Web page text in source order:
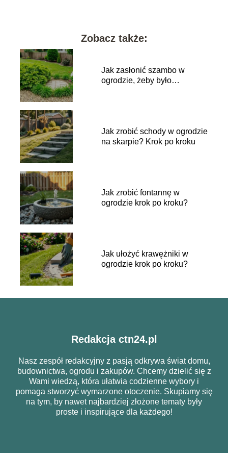
Zobacz także:
Jak zasłonić szambo w
ogrodzie, żeby było
Jak zrobić schody w ogrodzie
na skarpie? Krok po kroku
Jak zrobić fontannę w
ogrodzie krok po kroku?
Jak ułożyć krawężniki w
ogrodzie krok po kroku?
Redakcja ctn24.pl
Nasz zespół redakcyjny z pasją odkrywa świat domu,
budownictwa, ogrodu i zakupów. Chcemy dzielić się z
Wami wiedzą, która ułatwia codzienne wybory i
pomaga stworzyć wymarzone otoczenie. Skupiamy się
na tym, by nawet najbardziej złożone tematy były
proste i inspirujące dla każdego!